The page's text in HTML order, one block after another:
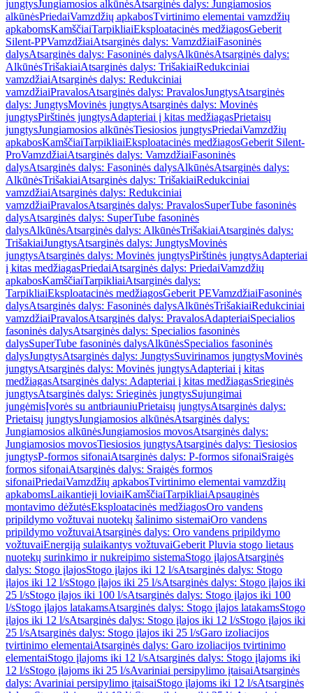
jungtysJungiamosios alkūnėsAtsarginės dalys: Jungiamosios
alkūnėsPriedaiVamzdžių apkabosTvirtinimo elementai vamzdžių
apkabomsKamščiaiTarpikliaiEksploatacinės medžiagosGeberit
Silent-PPVamzdžiaiAtsarginės dalys: VamzdžiaiFasoninės
dalysAtsarginės dalys: Fasoninės dalysAlkūnėsAtsarginės dalys:
AlkūnėsTrišakiaiAtsarginės dalys: TrišakiaiRedukciniai
vamzdžiaiAtsarginės dalys: Redukciniai
vamzdžiaiPravalosAtsarginės dalys: PravalosJungtysAtsarginės
dalys: JungtysMovinės jungtysAtsarginės dalys: Movinės
jungtysPirštinės jungtysAdapteriai į kitas medžiagasPrietaisų
jungtysJungiamosios alkūnėsTiesiosios jungtysPriedaiVamzdžių
apkabosKamščiaiTarpikliaiEksploatacinės medžiagosGeberit Silent-
ProVamzdžiaiAtsarginės dalys: VamzdžiaiFasoninės
dalysAtsarginės dalys: Fasoninės dalysAlkūnėsAtsarginės dalys:
AlkūnėsTrišakiaiAtsarginės dalys: TrišakiaiRedukciniai
vamzdžiaiAtsarginės dalys: Redukciniai
vamzdžiaiPravalosAtsarginės dalys: PravalosSuperTube fasoninės
dalysAtsarginės dalys: SuperTube fasoninės
dalysAlkūnėsAtsarginės dalys: AlkūnėsTrišakiaiAtsarginės dalys:
TrišakiaiJungtysAtsarginės dalys: JungtysMovinės
jungtysAtsarginės dalys: Movinės jungtysPirštinės jungtysAdapteriai
į kitas medžiagasPriedaiAtsarginės dalys: PriedaiVamzdžių
apkabosKamščiaiTarpikliaiAtsarginės dalys:
TarpikliaiEksploatacinės medžiagosGeberit PEVamzdžiaiFasoninės
dalysAtsarginės dalys: Fasoninės dalysAlkūnėsTrišakiaiRedukciniai
vamzdžiaiPravalosAtsarginės dalys: PravalosAdapteriaiSpecialios
fasoninės dalysAtsarginės dalys: Specialios fasoninės
dalysSuperTube fasoninės dalysAlkūnėsSpecialios fasoninės
dalysJungtysAtsarginės dalys: JungtysSuvirinamos jungtysMovinės
jungtysAtsarginės dalys: Movinės jungtysAdapteriai į kitas
medžiagasAtsarginės dalys: Adapteriai į kitas medžiagasSrieginės
jungtysAtsarginės dalys: Srieginės jungtysSujungimai
jungėmisĮvorės su antbriauniuPrietaisų jungtysAtsarginės dalys:
Prietaisų jungtysJungiamosios alkūnėsAtsarginės dalys:
Jungiamosios alkūnėsJungiamosios movosAtsarginės dalys:
Jungiamosios movosTiesiosios jungtysAtsarginės dalys: Tiesiosios
jungtysP-formos sifonaiAtsarginės dalys: P-formos sifonaiSraigės
formos sifonaiAtsarginės dalys: Sraigės formos
sifonaiPriedaiVamzdžių apkabosTvirtinimo elementai vamzdžių
apkabomsLaikantieji loviaiKamščiaiTarpikliaiApsauginės
montavimo dėžutėsEksploatacinės medžiagosOro vandens
pripildymo vožtuvai nuotekų šalinimo sistemaiOro vandens
pripildymo vožtuvaiAtsarginės dalys: Oro vandens pripildymo
vožtuvaiEnergiją sulaikantys vožtuvaiGeberit Pluvia stogo lietaus
nuotekų surinkimo ir nukreipimo sistemaStogo įlajosAtsarginės
dalys: Stogo įlajosStogo įlajos iki 12 l/sAtsarginės dalys: Stogo
įlajos iki 12 l/sStogo įlajos iki 25 l/sAtsarginės dalys: Stogo įlajos iki
25 l/sStogo įlajos iki 100 l/sAtsarginės dalys: Stogo įlajos iki 100
l/sStogo įlajos latakamsAtsarginės dalys: Stogo įlajos latakamsStogo
įlajos iki 12 l/sAtsarginės dalys: Stogo įlajos iki 12 l/sStogo įlajos iki
25 l/sAtsarginės dalys: Stogo įlajos iki 25 l/sGaro izoliacijos
tvirtinimo elementaiAtsarginės dalys: Garo izoliacijos tvirtinimo
elementaiStogo įlajoms iki 12 l/sAtsarginės dalys: Stogo įlajoms iki
12 l/sStogo įlajoms iki 25 l/sAvariniai persipylimo įtaisaiAtsarginės
dalys: Avariniai persipylimo įtaisaiStogo įlajoms iki 12 l/sAtsarginės